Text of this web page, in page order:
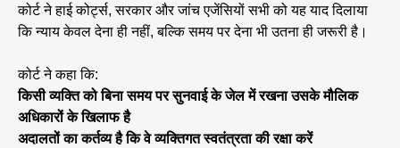
कोर्ट ने हाई कोर्ट्स, सरकार और जांच एजेंसियों सभी को यह याद दिलाया
कि न्याय केवल देना ही नहीं, बल्कि समय पर देना भी उतना ही जरूरी है।
कोर्ट ने कहा कि:
किसी व्यक्ति को बिना समय पर सुनवाई के जेल में रखना उसके मौलिक
अधिकारों के खिलाफ है
अदालतों का कर्तव्य है कि वे व्यक्तिगत स्वतंत्रता की रक्षा करें